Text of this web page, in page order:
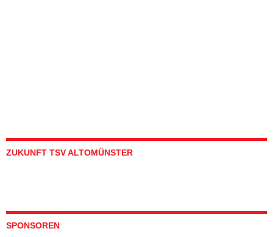
ZUKUNFT TSV ALTOMÜNSTER
SPONSOREN